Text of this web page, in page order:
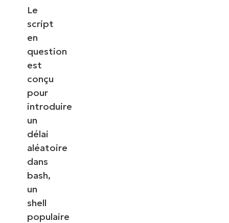
Le
script
en
question
est
conçu
pour
introduire
un
délai
aléatoire
dans
bash,
un
shell
populaire